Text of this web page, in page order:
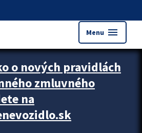
Menu menu
o nových pravidlách
zmluvného
na